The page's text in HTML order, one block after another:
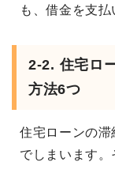
も、借金を支払
2-2. 住宅ロ
方法6つ
住宅ローンの
でしまいます。